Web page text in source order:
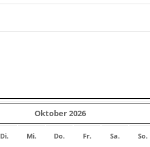
Oktober 2026
Di. Mi. Do. Fr. Sa. So.